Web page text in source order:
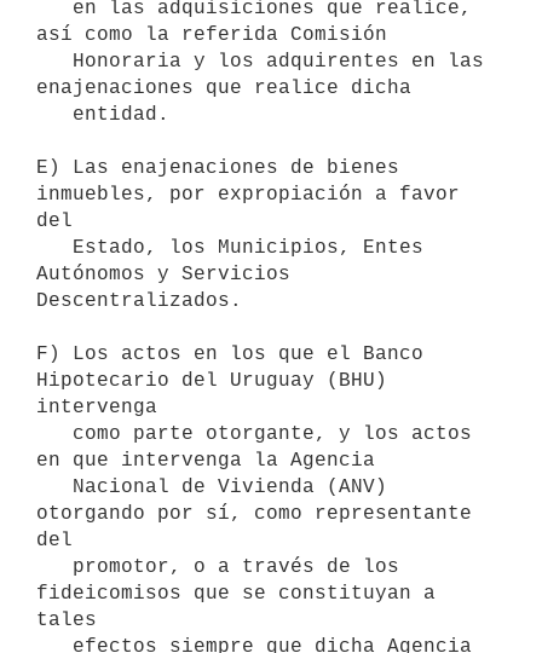
así como la referida Comisión
enajenaciones que realice dicha
E) Las enajenaciones de bienes
inmuebles, por expropiación a favor
del
Autónomos y Servicios
Descentralizados.
F) Los actos en los que el Banco
Hipotecario del Uruguay (BHU)
intervenga
en que intervenga la Agencia
otorgando por sí, como representante
del
fideicomisos que se constituyan a
tales